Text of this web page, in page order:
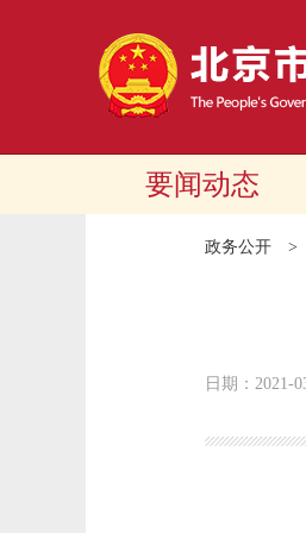
要闻动态
政务公开 >
日期：2021-